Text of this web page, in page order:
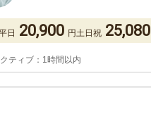
日 20,900 円土日祝 25,080
ティブ：1時間以内